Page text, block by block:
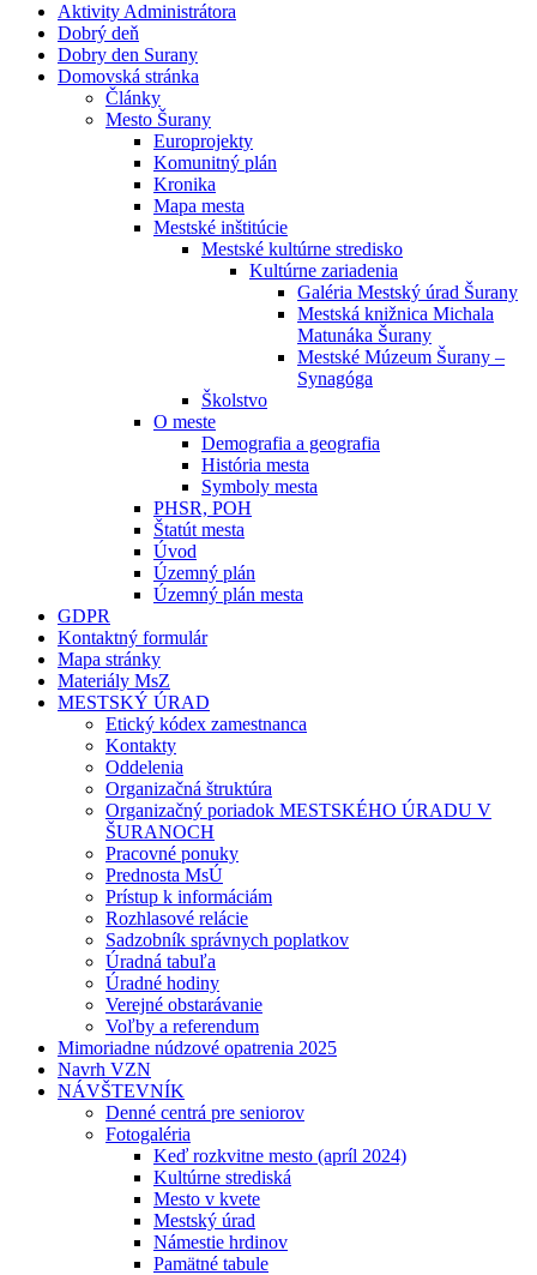
Aktivity Administrátora
Dobrý deň
Dobry den Surany
Domovská stránka
Články
Mesto Šurany
Europrojekty
Komunitný plán
Kronika
Mapa mesta
Mestské inštitúcie
Mestské kultúrne stredisko
Kultúrne zariadenia
Galéria Mestský úrad Šurany
Mestská knižnica Michala
Matunáka Šurany
Mestské Múzeum Šurany –
Synagóga
Školstvo
O meste
Demografia a geografia
História mesta
Symboly mesta
PHSR, POH
Štatút mesta
Úvod
Územný plán
Územný plán mesta
GDPR
Kontaktný formulár
Mapa stránky
Materiály MsZ
MESTSKÝ ÚRAD
Etický kódex zamestnanca
Kontakty
Oddelenia
Organizačná štruktúra
Organizačný poriadok MESTSKÉHO ÚRADU V
ŠURANOCH
Pracovné ponuky
Prednosta MsÚ
Prístup k informáciám
Rozhlasové relácie
Sadzobník správnych poplatkov
Úradná tabuľa
Úradné hodiny
Verejné obstarávanie
Voľby a referendum
Mimoriadne núdzové opatrenia 2025
Navrh VZN
NÁVŠTEVNÍK
Denné centrá pre seniorov
Fotogaléria
Keď rozkvitne mesto (apríl 2024)
Kultúrne strediská
Mesto v kvete
Mestský úrad
Námestie hrdinov
Pamätné tabule